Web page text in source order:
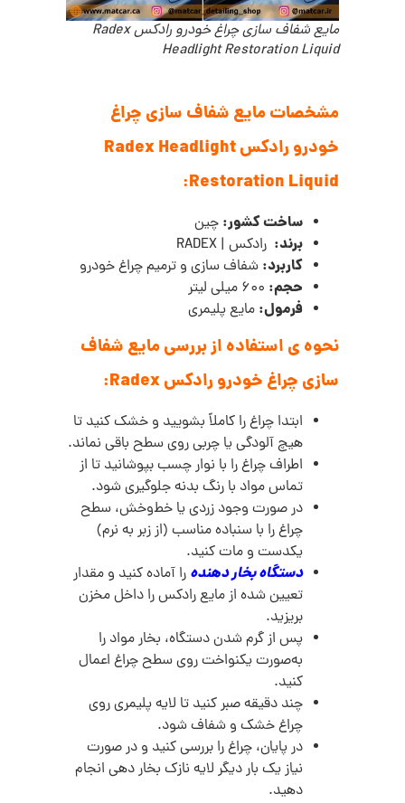
مایع شفاف سازی چراغ خودرو رادکس Radex
Headlight Restoration Liquid
مشخصات مایع شفاف سازی چراغ
خودرو رادکس Radex Headlight
Restoration Liquid:
ساخت کشور: چین
برند: رادکس | RADEX
کاربرد: شفاف سازی و ترمیم چراغ خودرو
حجم:
فرمول: مایع پلیمری
نحوه ی استفاده از بررسی مایع شفاف
سازی چراغ خودرو رادکس Radex:
ابتدا چراغ را کاملاً بشویید و خشک کنید تا
هیچ آلودگی یا چربی روی سطح باقی نماند.
اطراف چراغ را با نوار چسب بپوشانید تا از
تماس مواد با رنگ بدنه جلوگیری شود.
در صورت وجود زردی یا خط‌وخش، سطح
چراغ را با سنباده مناسب (از زبر به نرم)
یکدست و مات کنید.
دستگاه بخار دهنده را آماده کنید و مقدار
تعیین‌ شده از مایع رادکس را داخل مخزن
بریزید.
پس از گرم شدن دستگاه، بخار مواد را
به‌صورت یکنواخت روی سطح چراغ اعمال
کنید.
چند دقیقه صبر کنید تا لایه پلیمری روی
چراغ خشک و شفاف شود.
در پایان، چراغ را بررسی کنید و در صورت
نیاز یک‌ بار دیگر لایه نازک بخار دهی انجام
دهید.